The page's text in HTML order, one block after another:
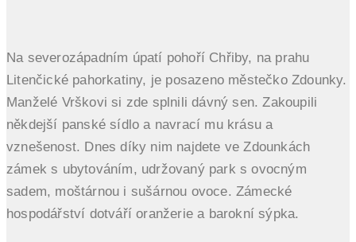
Na severozápadním úpatí pohoří Chřiby, na prahu
Litenčické pahorkatiny, je posazeno městečko Zdounky.
Manželé Vrškovi si zde splnili dávný sen. Zakoupili
někdejší panské sídlo a navrací mu krásu a
vznešenost. Dnes díky nim najdete ve Zdounkách
zámek s ubytováním, udržovaný park s ovocným
sadem, moštárnou i sušárnou ovoce. Zámecké
hospodářství dotváří oranžerie a barokní sýpka.